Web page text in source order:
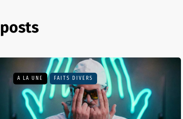
A LA UNE FAITS DIVERS